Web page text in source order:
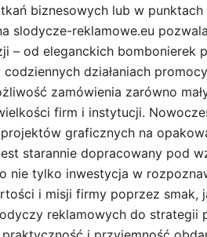
biznesowych lub w punktach
slodycze-reklamowe.eu
– od eleganckich bombonierek
działaniach
zamówienia zarówno
firm i instytucji.
graficznych na
starannie dopracowany pod
nie tylko inwestycja w
i misji firmy poprzez smak,
reklamowych do strategii